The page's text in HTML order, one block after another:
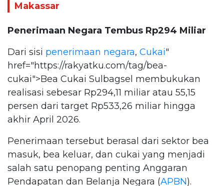
Makassar
Penerimaan Negara Tembus Rp294 Miliar
Dari sisi penerimaan negara, Cukai"
href="https://rakyatku.com/tag/bea-
cukai">Bea Cukai Sulbagsel membukukan
realisasi sebesar Rp294,11 miliar atau 55,15
persen dari target Rp533,26 miliar hingga
akhir April 2026.
Penerimaan tersebut berasal dari sektor bea
masuk, bea keluar, dan cukai yang menjadi
salah satu penopang penting Anggaran
Pendapatan dan Belanja Negara (APBN).